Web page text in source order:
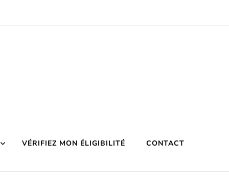
VÉRIFIEZ MON ÉLIGIBILITÉ CONTACT